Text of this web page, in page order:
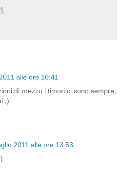
alle ore 10:41
di mezzo i timori ci sono sempre,
;)
2011 alle ore 13:53